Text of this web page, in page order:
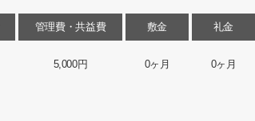
管理費・共益費
5,000円
敷金
0ヶ月
礼金
0ヶ月